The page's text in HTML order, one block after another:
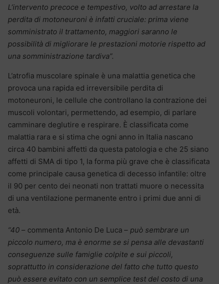
L’intervento precoce e tempestivo, volto ad arrestare la
perdita di motoneuroni è infatti cruciale: prima viene
somministrato il trattamento, maggiori saranno le
possibilità di migliorare le prestazioni motorie rispetto ad
una somministrazione tardiva”.
L’atrofia muscolare spinale è una malattia genetica che
provoca una rapida ed irreversibile perdita di
motoneuroni, le cellule che controllano la contrazione dei
muscoli volontari, permettendo, ad esempio, di parlare
camminare deglutire e respirare. È classificata come
malattia rara e si stima che ogni anno in Italia nascano
circa 40 bambini affetti da questa patologia e che 25 siano
affetti di SMA di tipo 1, la forma più grave che è classificata
come principale causa genetica di decesso infantile: oltre
il 90 per cento dei neonati non trattati muore o necessita
di una ventilazione permanente entro i primi due anni di
età.
“40 – commenta Antonio De Luca – può sembrare un
piccolo numero, ma è enorme se si pensa alle devastanti
conseguenze sulle famiglie colpite e sui piccoli,
soprattutto in considerazione del fatto che tutto questo
può essere evitato con un semplice test del costo di una